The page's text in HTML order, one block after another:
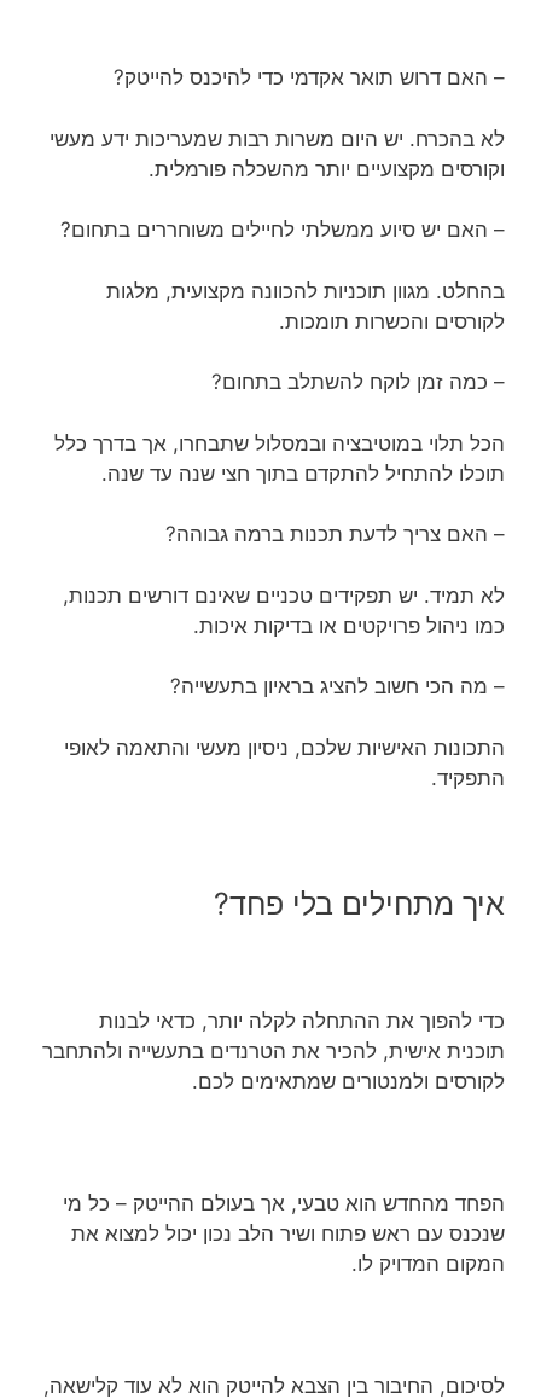
– האם דרוש תואר אקדמי כדי להיכנס להייטק?
לא בהכרח. יש היום משרות רבות שמעריכות ידע מעשי
וקורסים מקצועיים יותר מהשכלה פורמלית.
– האם יש סיוע ממשלתי לחיילים משוחררים בתחום?
בהחלט. מגוון תוכניות להכוונה מקצועית, מלגות
לקורסים והכשרות תומכות.
– כמה זמן לוקח להשתלב בתחום?
הכל תלוי במוטיבציה ובמסלול שתבחרו, אך בדרך כלל
תוכלו להתחיל להתקדם בתוך חצי שנה עד שנה.
– האם צריך לדעת תכנות ברמה גבוהה?
לא תמיד. יש תפקידים טכניים שאינם דורשים תכנות,
כמו ניהול פרויקטים או בדיקות איכות.
– מה הכי חשוב להציג בראיון בתעשייה?
התכונות האישיות שלכם, ניסיון מעשי והתאמה לאופי
התפקיד.
איך מתחילים בלי פחד?
כדי להפוך את ההתחלה לקלה יותר, כדאי לבנות
תוכנית אישית, להכיר את הטרנדים בתעשייה ולהתחבר
לקורסים ולמנטורים שמתאימים לכם.
הפחד מהחדש הוא טבעי, אך בעולם ההייטק – כל מי
שנכנס עם ראש פתוח ושיר הלב נכון יכול למצוא את
המקום המדויק לו.
לסיכום, החיבור בין הצבא להייטק הוא לא עוד קלישאה,